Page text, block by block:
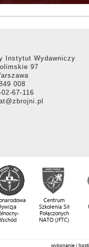
Instytut Wydawniczy
97
008
67-116
Centrum
Szkolenia Sił
Połączonych
NATO (JFTC)
wykonanie i